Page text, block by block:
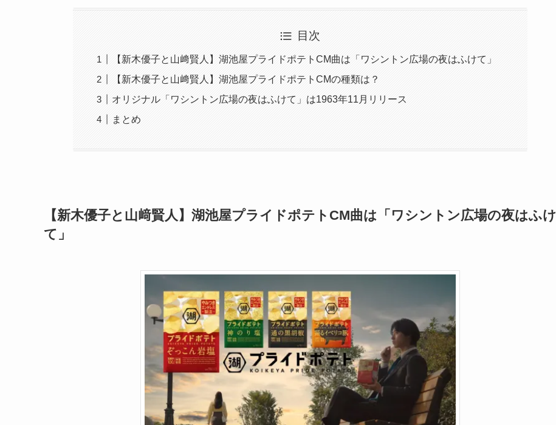
目次
【新木優子と山﨑賢人】湖池屋プライドポテトCM曲は「ワシントン広場の夜はふけて」
【新木優子と山﨑賢人】湖池屋プライドポテトCMの種類は？
オリジナル「ワシントン広場の夜はふけて」は1963年11月リリース
まとめ
【新木優子と山﨑賢人】湖池屋プライドポテトCM曲は「ワシントン広場の夜はふけ
て」